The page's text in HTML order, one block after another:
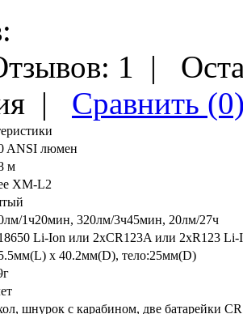
1 |
| Сравнить
ANSI люмен
м
XM-L2
1ч20мин, 320лм/3ч45мин, 20лм/27ч
Li-Ion или 2xCR123A или 2xR123 Li-
x 40.2мм(D), тело:25мм(D)
шнурок с карабином, две батарейки